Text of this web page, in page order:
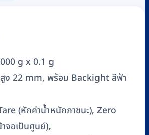
g x 0.1 g
สูง 22 mm, พร้อม Backight สีฟ้า
(หักค่าน้ำหนักภาชนะ), Zero
จอเป็นศูนย์),